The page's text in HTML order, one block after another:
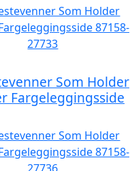
Som Holder
Fargeleggingsside